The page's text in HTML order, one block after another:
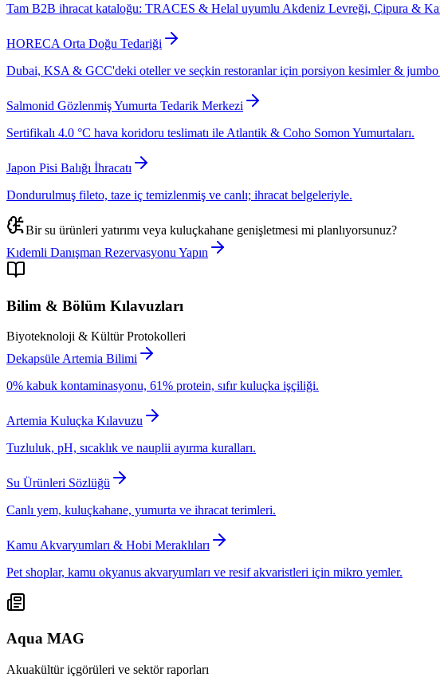
Tam B2B ihracat kataloğu: TRACES & Helal uyumlu Akdeniz Levreği, Çipura &
HORECA Orta Doğu Tedariği
Dubai, KSA & GCC'deki oteller ve seçkin restoranlar için porsiyon kesimler & jumbo
Salmonid Gözlenmiş Yumurta Tedarik Merkezi
Sertifikalı 4.0 °C hava koridoru teslimatı ile Atlantik & Coho Somon Yumurtaları.
Japon Pisi Balığı İhracatı
Dondurulmuş fileto, taze iç temizlenmiş ve canlı; ihracat belgeleriyle.
Bir su ürünleri yatırımı veya kuluçkahane genişletmesi mi planlıyorsunuz?
Kıdemli Danışman Rezervasyonu Yapın
Bilim & Bölüm Kılavuzları
Biyoteknoloji & Kültür Protokolleri
Dekapsüle Artemia Bilimi
0% kabuk kontaminasyonu, 61% protein, sıfır kuluçka işçiliği.
Artemia Kuluçka Kılavuzu
Tuzluluk, pH, sıcaklık ve nauplii ayırma kuralları.
Su Ürünleri Sözlüğü
Canlı yem, kuluçkahane, yumurta ve ihracat terimleri.
Kamu Akvaryumları & Hobi Meraklıları
Pet shoplar, kamu okyanus akvaryumları ve resif akvaristleri için mikro yemler.
Aqua MAG
Akuakültür içgörüleri ve sektör raporları